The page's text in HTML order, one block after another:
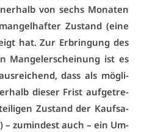
von sechs Mo­na­ten
Zu­stand (ei­ne
hat. Zur Er­brin­gung des
Man­gel­er­schei­nung ist es
dass als mög­li­
die­ser Frist auf­ge­tre­
Zu­stand der Kauf­sa­
– zu­min­dest auch – ein Um­